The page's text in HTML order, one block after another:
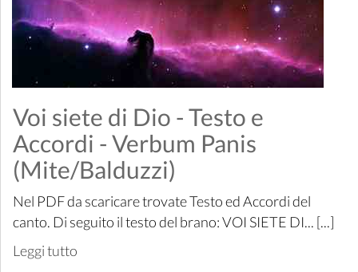
Voi siete di Dio - Testo e
Accordi - Verbum Panis
(Mite/Balduzzi)
Nel PDF da scaricare trovate Testo ed Accordi del
canto. Di seguito il testo del brano: VOI SIETE DI... [...]
Leggi tutto